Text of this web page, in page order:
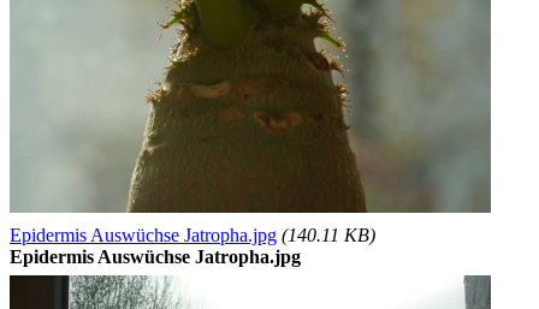
Epidermis Auswüchse Jatropha.jpg (140.11 KB)
Epidermis Auswüchse Jatropha.jpg